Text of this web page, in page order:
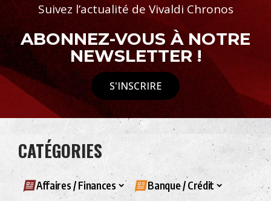
Suivez l’actualité de Vivaldi Chronos
ABONNEZ-VOUS À NOTRE
NEWSLETTER !
S'INSCRIRE
CATÉGORIES
Affaires / Finances Banque / Crédit